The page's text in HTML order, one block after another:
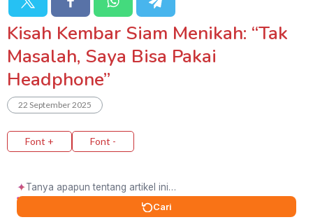
Kisah Kembar Siam Menikah: “Tak
Masalah, Saya Bisa Pakai
Headphone”
22 September 2025
Font + Font -
✦
Cari